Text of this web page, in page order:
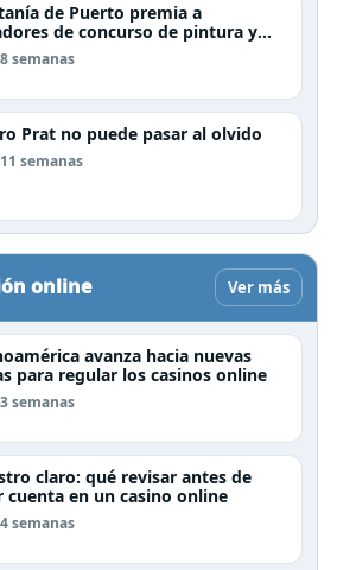
de Puerto premia a
de concurso de pintura y
el Mes del Mar en Puerto Natales
semanas
Prat no puede pasar al olvido
semanas
online Ver más
avanza hacia nuevas
para regular los casinos online
semanas
claro: qué revisar antes de
cuenta en un casino online
semanas